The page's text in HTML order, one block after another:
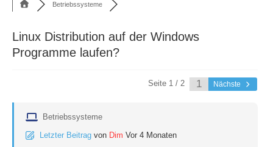
Betriebssysteme
Linux Distribution auf der Windows
Programme laufen?
Seite 1 / 2 Nächste
Betriebssysteme
Letzter Beitrag von Dim Vor 4 Monaten